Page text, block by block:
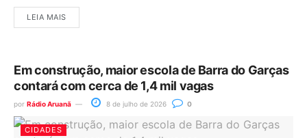
LEIA MAIS
Em construção, maior escola de Barra do Garças
contará com cerca de 1,4 mil vagas
por Rádio Aruanã 8 de julho de 2026 0
CIDADES